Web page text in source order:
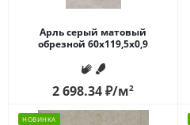
Арль серый матовый
обрезной 60x119,5x0,9
2 698.34₽/м2
НОВИНКА